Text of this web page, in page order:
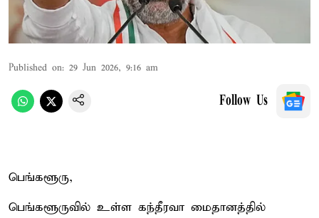
Published on: 29 Jun 2026, 9:16 am
Follow Us
பெங்களூரு,
பெங்களூருவில் உள்ள கந்தீரவா மைதானத்தில்